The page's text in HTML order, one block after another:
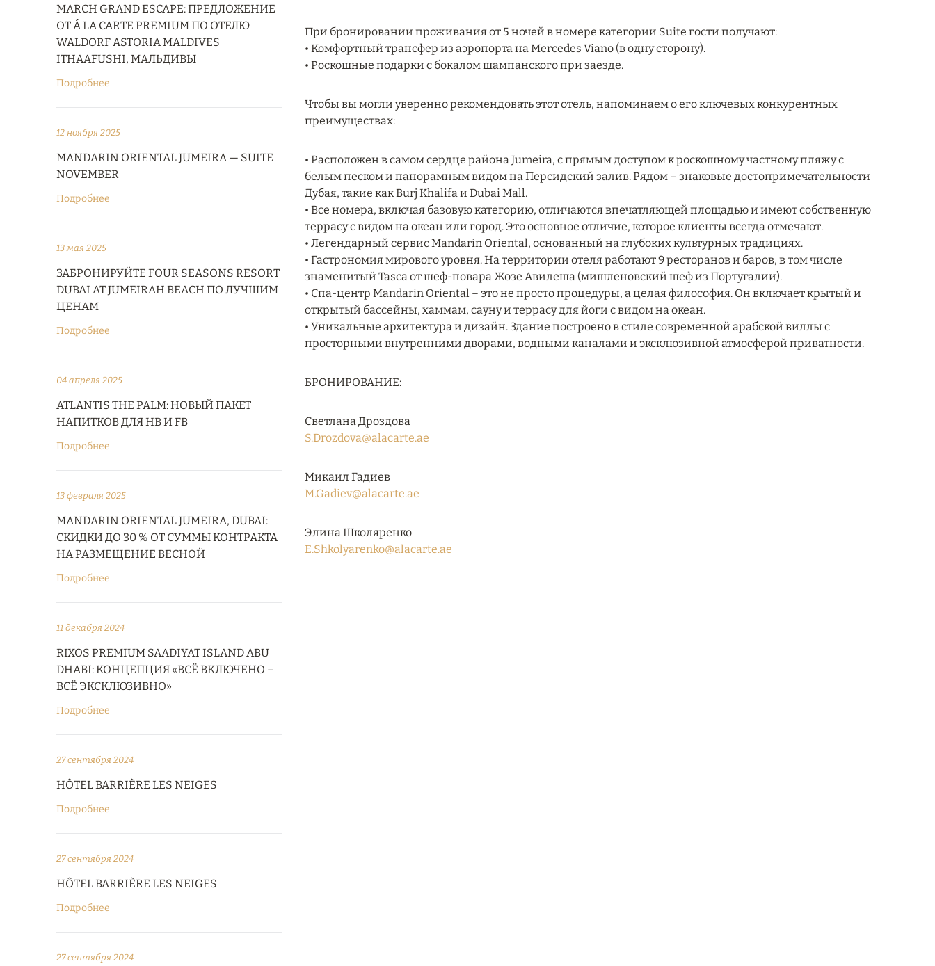
MARCH GRAND ESCAPE: ПРЕДЛОЖЕНИЕ
ОТ Á LA CARTE PREMIUM ПО ОТЕЛЮ
WALDORF ASTORIA MALDIVES
ITHAAFUSHI, МАЛЬДИВЫ
Подробнее
12 ноября 2025
MANDARIN ORIENTAL JUMEIRA — SUITE
NOVEMBER
Подробнее
13 мая 2025
ЗАБРОНИРУЙТЕ FOUR SEASONS RESORT
DUBAI AT JUMEIRAH BEACH ПО ЛУЧШИМ
ЦЕНАМ
Подробнее
04 апреля 2025
ATLANTIS THE PALM: НОВЫЙ ПАКЕТ
НАПИТКОВ ДЛЯ HB И FB
Подробнее
13 февраля 2025
MANDARIN ORIENTAL JUMEIRA, DUBAI:
СКИДКИ ДО 30 % ОТ СУММЫ КОНТРАКТА
НА РАЗМЕЩЕНИЕ ВЕСНОЙ
Подробнее
11 декабря 2024
RIXOS PREMIUM SAADIYAT ISLAND ABU
DHABI: КОНЦЕПЦИЯ «ВСЁ ВКЛЮЧЕНО –
ВСЁ ЭКСКЛЮЗИВНО»
Подробнее
27 сентября 2024
HÔTEL BARRIÈRE LES NEIGES
Подробнее
27 сентября 2024
HÔTEL BARRIÈRE LES NEIGES
Подробнее
27 сентября 2024
При бронировании проживания от 5 ночей в номере категории Suite гости получают:
• Комфортный трансфер из аэропорта на Mercedes Viano (в одну сторону).
• Роскошные подарки с бокалом шампанского при заезде.
Чтобы вы могли уверенно рекомендовать этот отель, напоминаем о его ключевых конкурентных
преимуществах:
• Расположен в самом сердце района Jumeira, с прямым доступом к роскошному частному пляжу с
белым песком и панорамным видом на Персидский залив. Рядом – знаковые достопримечательности
Дубая, такие как Burj Khalifa и Dubai Mall.
• Все номера, включая базовую категорию, отличаются впечатляющей площадью и имеют собственную
террасу с видом на океан или город. Это основное отличие, которое клиенты всегда отмечают.
• Легендарный сервис Mandarin Oriental, основанный на глубоких культурных традициях.
• Гастрономия мирового уровня. На территории отеля работают 9 ресторанов и баров, в том числе
знаменитый Tasca от шеф-повара Жозе Авилеша (мишленовский шеф из Португалии).
• Спа-центр Mandarin Oriental – это не просто процедуры, а целая философия. Он включает крытый и
открытый бассейны, хаммам, сауну и террасу для йоги с видом на океан.
• Уникальные архитектура и дизайн. Здание построено в стиле современной арабской виллы с
просторными внутренними дворами, водными каналами и эксклюзивной атмосферой приватности.
БРОНИРОВАНИЕ:
Светлана Дроздова
S.Drozdova@alacarte.ae
Микаил Гадиев
M.Gadiev@alacarte.ae
Элина Школяренко
E.Shkolyarenko@alacarte.ae